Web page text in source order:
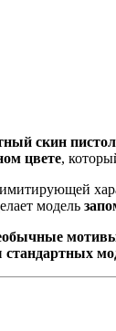
скин
цвете,
модель
стандартных